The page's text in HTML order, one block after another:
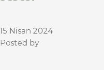
15 Nisan 2024
Posted by